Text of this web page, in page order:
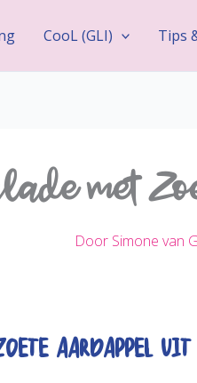
CooL (GLI) Tips
met
Door Simone van
Aardappel